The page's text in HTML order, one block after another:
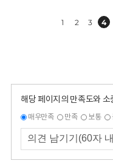
1 2 3 4
해당 페이지의 만족도와
매우만족 만족 보통